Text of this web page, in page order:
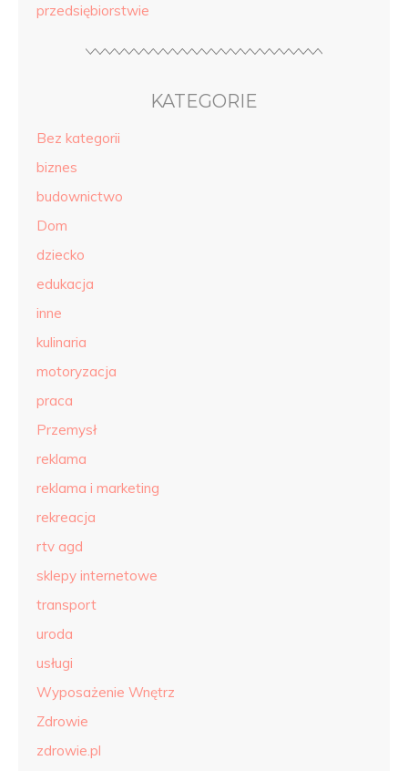
przedsiębiorstwie
KATEGORIE
Bez kategorii
biznes
budownictwo
Dom
dziecko
edukacja
inne
kulinaria
motoryzacja
praca
Przemysł
reklama
reklama i marketing
rekreacja
rtv agd
sklepy internetowe
transport
uroda
usługi
Wyposażenie Wnętrz
Zdrowie
zdrowie.pl